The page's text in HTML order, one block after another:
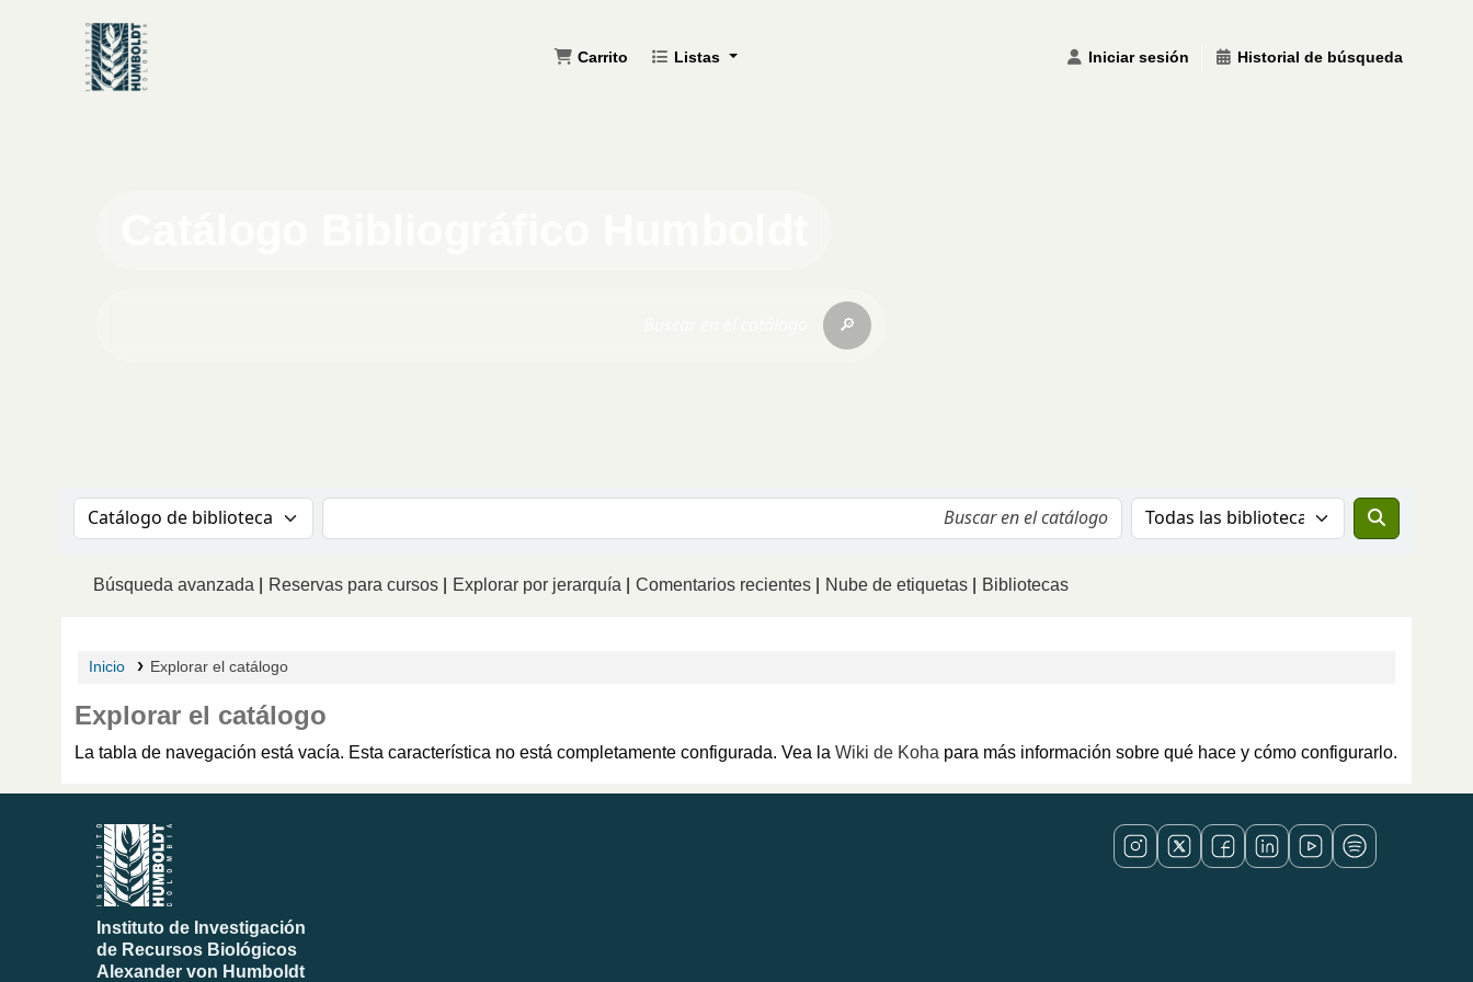
Carrito Listas Iniciar sesión Historial de búsqueda
🔎
Buscar en el catálogo por: Buscar el catálogo en:
Búsqueda avanzada Reservas para cursos Explorar por jerarquía Comentarios recientes Nube de etiquetas Bibliotecas
Inicio Explorar el catálogo
Explorar el catálogo
La tabla de navegación está vacía. Esta característica no está completamente configurada. Vea la Wiki de Koha para más información sobre qué hace y cómo configurarlo.
Instituto de Investigación
de Recursos Biológicos
Alexander von Humboldt